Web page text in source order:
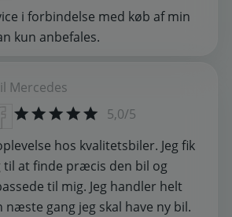
i forbindelse med køb af min
kun anbefales.
Mercedes
5,0/5
hos kvalitetsbiler. Jeg fik
til at finde præcis den bil og
til mig. Jeg handler helt
næste gang jeg skal have ny bil.